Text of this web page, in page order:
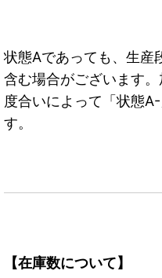
状態Aであっても、生産
含む場合がございます
度合いによって「状態
す。
【在庫数について】